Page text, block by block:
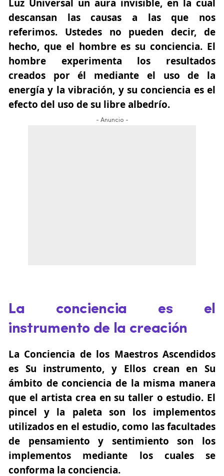
Luz Universal un aura invisible, en la cual
descansan las causas a las que nos
referimos. Ustedes no pueden decir, de
hecho, que el hombre es su conciencia. El
hombre experimenta los resultados
creados por él mediante el uso de la
energía y la vibración, y su conciencia es el
efecto del uso de su libre albedrío.
- Anuncio -
La conciencia es el
instrumento de la creación
La Conciencia de los Maestros Ascendidos
es Su instrumento, y Ellos crean en Su
ámbito de conciencia de la misma manera
que el artista crea en su taller o estudio. El
pincel y la paleta son los implementos
utilizados en el estudio, como las facultades
de pensamiento y sentimiento son los
implementos mediante los cuales se
conforma la conciencia.